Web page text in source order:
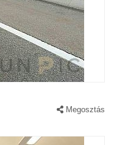
Megosztás